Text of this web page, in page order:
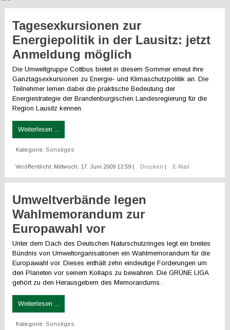
Tagesexkursionen zur
Energiepolitik in der Lausitz: jetzt
Anmeldung möglich
Die Umweltgruppe Cottbus bietet in diesem Sommer erneut ihre
Ganztagsexkursionen zu Energie- und Klimaschutzpolitik an. Die
Teilnehmer lernen dabei die praktische Bedeutung der
Energiestrategie der Brandenburgischen Landesregierung für die
Region Lausitz kennen.
Weiterlesen ...
Kategorie:Sonstiges
Veröffentlicht: Mittwoch, 17. Juni 2009 12:59 | Drucken | E-Mail
Umweltverbände legen
Wahlmemorandum zur
Europawahl vor
Unter dem Dach des Deutschen Naturschutzringes legt ein breites
Bündnis von Umweltorganisationen ein Wahlmemorandum für die
Europawahl vor. Dieses enthält zehn eindeutige Forderungen um
den Planeten vor seinem Kollaps zu bewahren. Die GRÜNE LIGA
gehört zu den Herausgebern des Memorandums.
Weiterlesen ...
Kategorie:Sonstiges